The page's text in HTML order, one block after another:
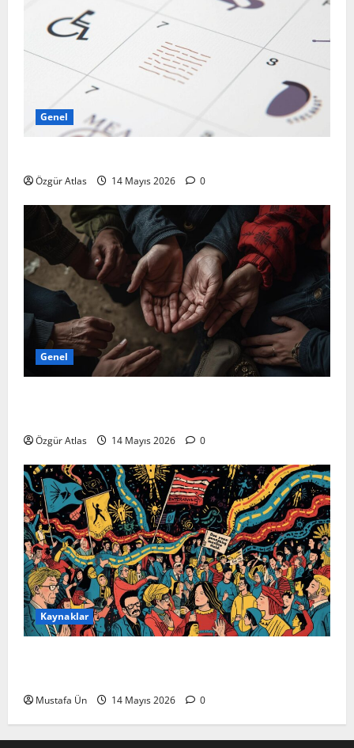
Genel
Özgür Atlas 14 Mayıs 2026 0
Genel
Özgür Atlas 14 Mayıs 2026 0
Kaynaklar
Mustafa Ün 14 Mayıs 2026 0